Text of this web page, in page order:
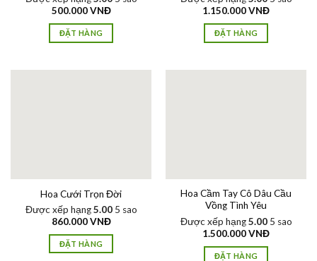
500.000VNĐ
ĐẶT HÀNG
1.150.000VNĐ
ĐẶT HÀNG
Hoa Cưới Trọn Đời
Được xếp hạng5.005 sao
860.000VNĐ
ĐẶT HÀNG
Hoa Cầm Tay Cô Dâu Cầu
Vồng Tình Yêu
Được xếp hạng5.005 sao
1.500.000VNĐ
ĐẶT HÀNG